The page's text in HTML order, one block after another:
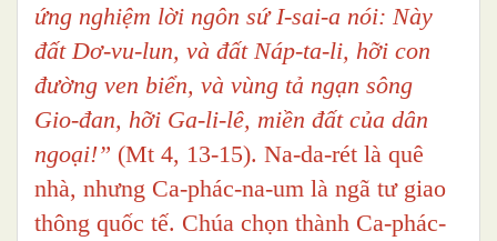
ứng nghiệm lời ngôn sứ I-sai-a nói: Này
đất Dơ-vu-lun, và đất Náp-ta-li, hỡi con
đường ven biển, và vùng tả ngạn sông
Gio-đan, hỡi Ga-li-lê, miền đất của dân
ngoại!” (Mt 4, 13-15). Na-da-rét là quê
nhà, nhưng Ca-phác-na-um là ngã tư giao
thông quốc tế. Chúa chọn thành Ca-phác-